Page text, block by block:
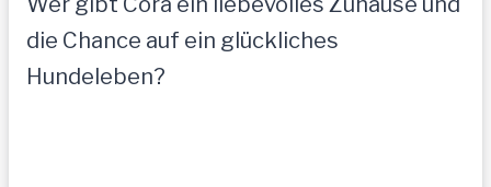
die Chance auf ein glückliches
Hundeleben?